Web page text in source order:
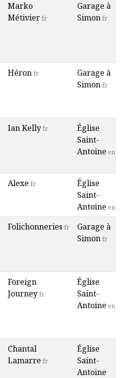
Marko
Métivierfr
Garage à
Simonfr
Héronfr
Garage à
Simonfr
Ian Kellyfr
Église
Saint-
Antoine en
Alexe fr
Église
Saint-
Antoine en
Folichonneries fr
Garage à
Simonfr
Foreign
Journeyfr
Église
Saint-
Antoine en
Chantal
Lamarre fr
Église
Saint-
Antoine